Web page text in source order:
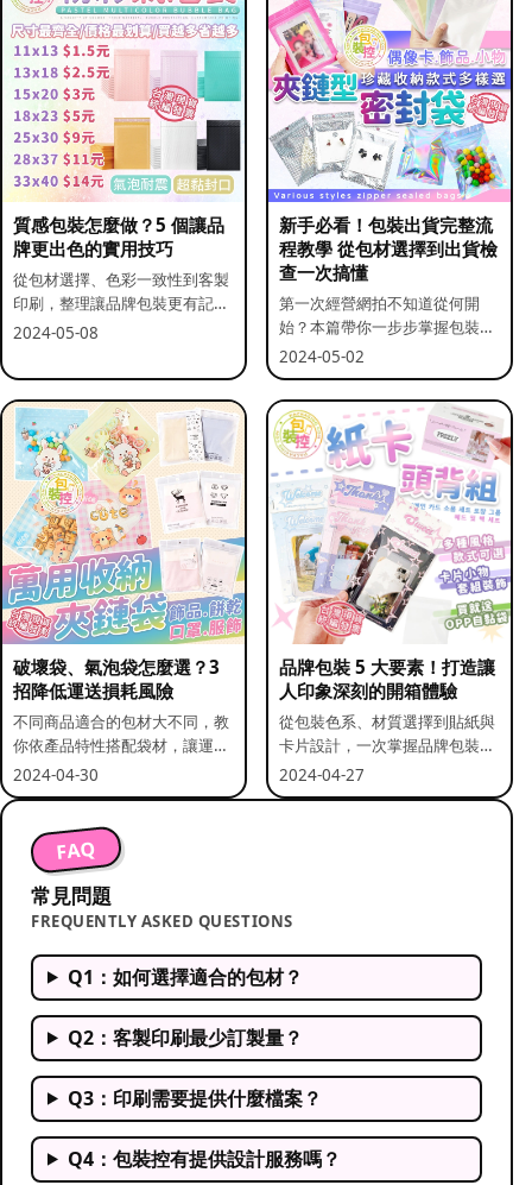
質感包裝怎麼做？5 個讓品
牌更出色的實用技巧
從包材選擇、色彩一致性到客製
印刷，整理讓品牌包裝更有記憶
點的實用做法。
2024-05-08
新手必看！包裝出貨完整流
程教學 從包材選擇到出貨檢
查一次搞懂
第一次經營網拍不知道從何開
始？本篇帶你一步步掌握包裝流
程與出貨前檢查重點。
2024-05-02
破壞袋、氣泡袋怎麼選？3
招降低運送損耗風險
不同商品適合的包材大不同，教
你依產品特性搭配袋材，讓運送
更安全。
2024-04-30
品牌包裝 5 大要素！打造讓
人印象深刻的開箱體驗
從包裝色系、材質選擇到貼紙與
卡片設計，一次掌握品牌包裝的
關鍵要素。
2024-04-27
FAQ
常見問題
FREQUENTLY ASKED QUESTIONS
Q1：如何選擇適合的包材？
Q2：客製印刷最少訂製量？
Q3：印刷需要提供什麼檔案？
Q4：包裝控有提供設計服務嗎？